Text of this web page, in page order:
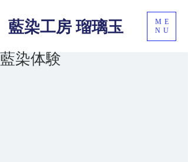
藍染工房 瑠璃玉
ME
NU
藍染体験